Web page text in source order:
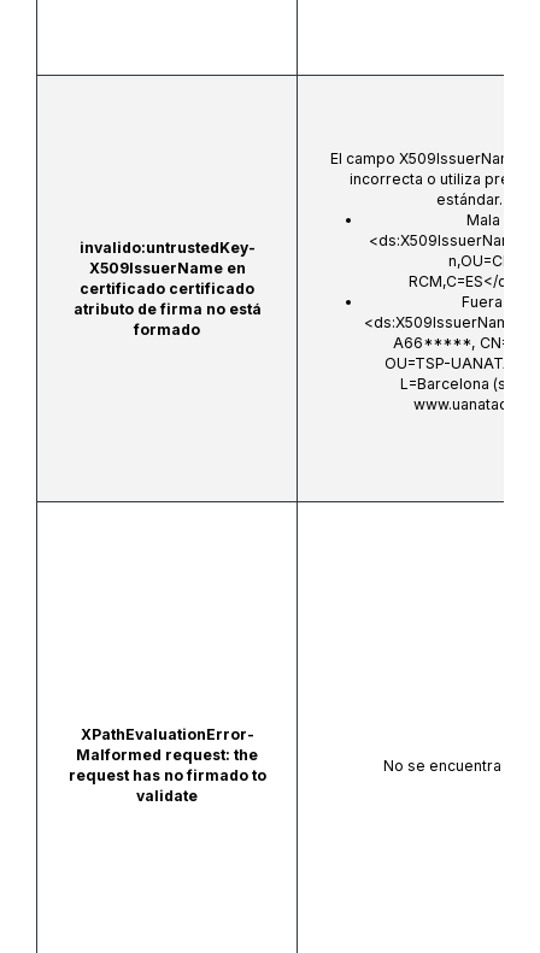
invalido:untrustedKey-
X509IssuerName en
certificado certificado
atributo de firma no está
formado
El campo X509IssuerName
incorrecta o utiliza
estándar.
Mala
RCM,C=ES</
Fuera del
A66*****,
OU=TSP-
L=Barcelona (see
XPathEvaluationError-
Malformed request: the
request has no firmado to
validate
No se encuentra